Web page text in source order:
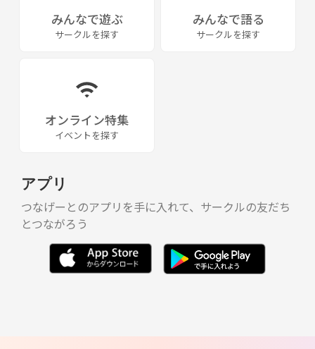
みんなで遊ぶ
サークルを探す
みんなで語る
サークルを探す
オンライン特集
イベントを探す
アプリ
つなげーとのアプリを手に入れて、サークルの友だち
とつながろう